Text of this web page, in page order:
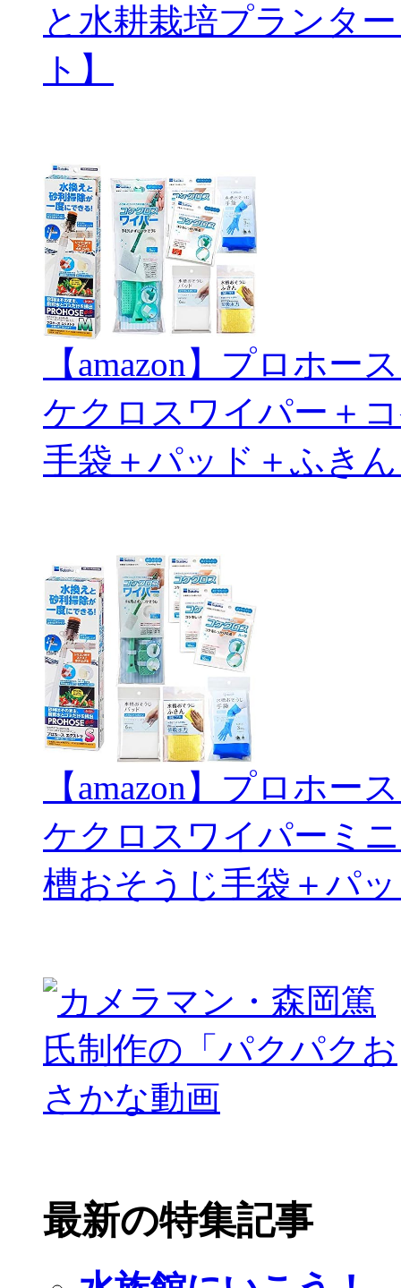
と水耕栽培プランタ
ト】
【amazon】プロホ
ケクロスワイパー＋
手袋＋パッド＋ふき
【amazon】プロホー
ケクロスワイパーミ
槽おそうじ手袋＋パ
最新の特集記事